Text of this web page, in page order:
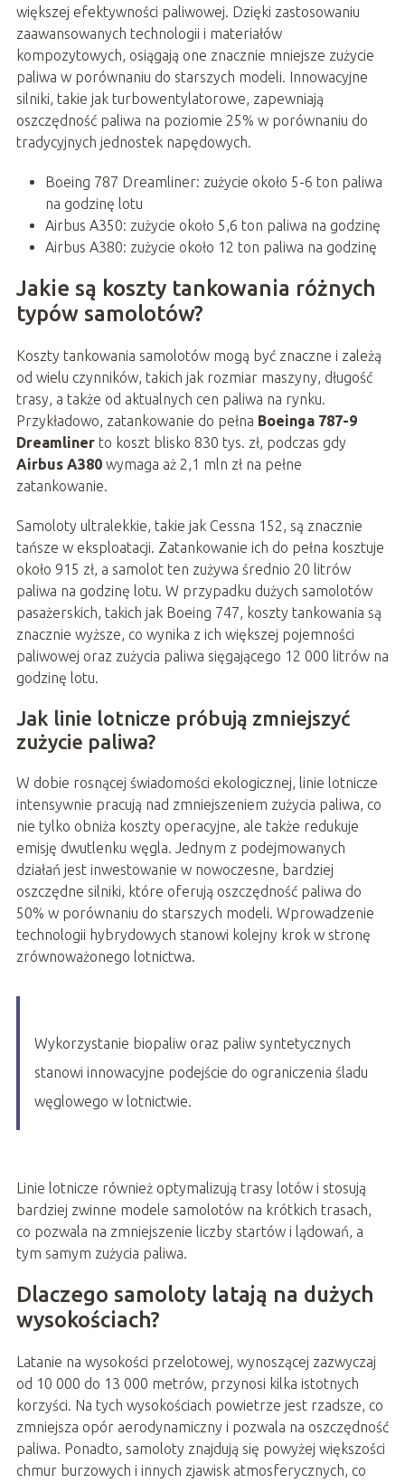
większej efektywności paliwowej. Dzięki zastosowaniu
zaawansowanych technologii i materiałów
kompozytowych, osiągają one znacznie mniejsze zużycie
paliwa w porównaniu do starszych modeli. Innowacyjne
silniki, takie jak turbowentylatorowe, zapewniają
oszczędność paliwa na poziomie 25% w porównaniu do
tradycyjnych jednostek napędowych.
Boeing 787 Dreamliner: zużycie około 5-6 ton paliwa
na godzinę lotu
Airbus A350: zużycie około 5,6 ton paliwa na godzinę
Airbus A380: zużycie około 12 ton paliwa na godzinę
Jakie są koszty tankowania różnych
typów samolotów?
Koszty tankowania samolotów mogą być znaczne i zależą
od wielu czynników, takich jak rozmiar maszyny, długość
trasy, a także od aktualnych cen paliwa na rynku.
Przykładowo, zatankowanie do pełna Boeinga 787-9
Dreamlinerto koszt blisko 830 tys. zł, podczas gdy
Airbus A380wymaga aż 2,1 mln zł na pełne
zatankowanie.
Samoloty ultralekkie, takie jak Cessna 152, są znacznie
tańsze w eksploatacji. Zatankowanie ich do pełna kosztuje
około 915 zł, a samolot ten zużywa średnio 20 litrów
paliwa na godzinę lotu. W przypadku dużych samolotów
pasażerskich, takich jak Boeing 747, koszty tankowania są
znacznie wyższe, co wynika z ich większej pojemności
paliwowej oraz zużycia paliwa sięgającego 12 000 litrów na
godzinę lotu.
Jak linie lotnicze próbują zmniejszyć
zużycie paliwa?
W dobie rosnącej świadomości ekologicznej, linie lotnicze
intensywnie pracują nad zmniejszeniem zużycia paliwa, co
nie tylko obniża koszty operacyjne, ale także redukuje
emisję dwutlenku węgla. Jednym z podejmowanych
działań jest inwestowanie w nowoczesne, bardziej
oszczędne silniki, które oferują oszczędność paliwa do
50% w porównaniu do starszych modeli. Wprowadzenie
technologii hybrydowych stanowi kolejny krok w stronę
zrównoważonego lotnictwa.
Wykorzystanie biopaliw oraz paliw syntetycznych
stanowi innowacyjne podejście do ograniczenia śladu
węglowego w lotnictwie.
Linie lotnicze również optymalizują trasy lotów i stosują
bardziej zwinne modele samolotów na krótkich trasach,
co pozwala na zmniejszenie liczby startów i lądowań, a
tym samym zużycia paliwa.
Dlaczego samoloty latają na dużych
wysokościach?
Latanie na wysokości przelotowej, wynoszącej zazwyczaj
od 10 000 do 13 000 metrów, przynosi kilka istotnych
korzyści. Na tych wysokościach powietrze jest rzadsze, co
zmniejsza opór aerodynamiczny i pozwala na oszczędność
paliwa. Ponadto, samoloty znajdują się powyżej większości
chmur burzowych i innych zjawisk atmosferycznych, co